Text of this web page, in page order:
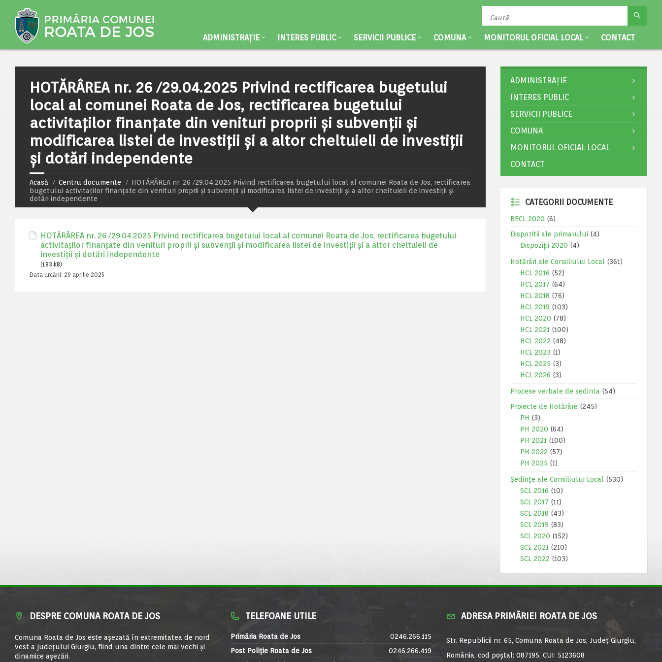
ADMINISTRAȚIE INTERES PUBLIC SERVICII PUBLICE COMUNA MONITORUL OFICIAL LOCAL CONTACT
HOTĂRÂREA nr. 26 /29.04.2025 Privind rectificarea bugetului
local al comunei Roata de Jos, rectificarea bugetului
activitaților finanțate din venituri proprii și subvenții și
modificarea listei de investiții și a altor cheltuieli de investiții
și dotări independente
Acasă Centru documente
HOTĂRÂREA nr. 26 /29.04.2025 Privind rectificarea bugetului local al comunei Roata de Jos, rectificarea
bugetului activitaților finanțate din venituri proprii și subvenții și modificarea listei de investiții și a altor cheltuieli de investiții și
dotări independente
HOTĂRÂREA nr. 26 /29.04.2025 Privind rectificarea bugetului local al comunei Roata de Jos, rectificarea bugetului
activitaților finanțate din venituri proprii și subvenții și modificarea listei de investiții și a altor cheltuieli de
investiții și dotări independente
(183 kB)
Data urcării: 29 aprilie 2025
ADMINISTRAȚIE
INTERES PUBLIC
SERVICII PUBLICE
COMUNA
MONITORUL OFICIAL LOCAL
CONTACT
CATEGORII DOCUMENTE
BECL 2020 (6)
Dispozitii ale primarului (4)
Dispoziții 2020 (4)
Hotărâri ale Consiliului Local
(361)
HCL 2016 (52)
HCL 2017 (64)
HCL 2018 (76)
HCL 2019 (103)
HCL 2020 (78)
HCL 2021 (100)
HCL 2022 (48)
HCL 2023 (1)
HCL 2025 (3)
HCL 2026 (3)
Procese verbale de sedinta (54)
Proiecte de Hotărâre (245)
PH (3)
PH 2020 (64)
PH 2021 (100)
PH 2022 (57)
PH 2025 (1)
Ședințe ale Consiliului Local
(530)
SCL 2016 (10)
SCL 2017 (11)
SCL 2018 (43)
SCL 2019 (83)
SCL 2020 (152)
SCL 2021 (210)
SCL 2022 (103)
DESPRE COMUNA ROATA DE JOS
Comuna Roata de Jos este aşezată în extremitatea de nord
vest a judeţului Giurgiu, fiind una dintre cele mai vechi şi
dinamice aşezări.
TELEFOANE UTILE
Primăria Roata de Jos
0246.266.115
Post Poliție Roata de Jos
0246.266.419
ADRESA PRIMĂRIEI ROATA DE JOS
Str. Republicii nr. 65, Comuna Roata de Jos, Județ Giurgiu,
România, cod poștal: 087195, CUI: 5123608